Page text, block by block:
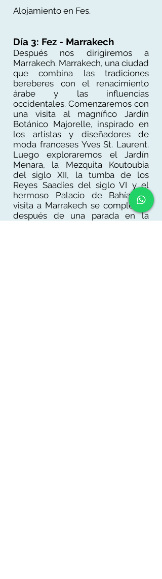
Alojamiento en Fes.
Día 3: Fez - Marrakech
Después nos dirigiremos a
Marrakech. Marrakech, una ciudad
que combina las tradiciones
bereberes con el renacimiento
árabe y las influencias
occidentales. Comenzaremos con
una visita al magnífico Jardín
Botánico Majorelle, inspirado en
los artistas y diseñadores de
moda franceses Yves St. Laurent.
Luego exploraremos el Jardín
Menara, la Mezquita Koutoubia
del siglo XII, la tumba de los
Reyes Saadíes del siglo VI y el
hermoso Palacio de Bahía. La
visita a Marrakech se completará
después de una parada en la